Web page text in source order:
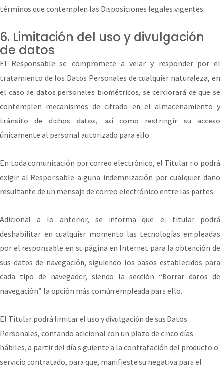
términos que contemplen las Disposiciones legales vigentes.
6. Limitación del uso y divulgación
de datos
El Responsable se compromete a velar y responder por el
tratamiento de los Datos Personales de cualquier naturaleza, en
el caso de datos personales biométricos, se cerciorará de que se
contemplen mecanismos de cifrado en el almacenamiento y
tránsito de dichos datos, así como restringir su acceso
únicamente al personal autorizado para ello.
En toda comunicación por correo electrónico, el Titular no podrá
exigir al Responsable alguna indemnización por cualquier daño
resultante de un mensaje de correo electrónico entre las partes.
Adicional a lo anterior, se informa que el titular podrá
deshabilitar en cualquier momento las tecnologías empleadas
por el responsable en su página en Internet para la obtención de
sus datos de navegación, siguiendo los pasos establecidos para
cada tipo de navegador, siendo la sección “Borrar datos de
navegación” la opción más común empleada para ello.
El Titular podrá limitar el uso y divulgación de sus Datos
Personales, contando adicional con un plazo de cinco días
hábiles, a partir del día siguiente a la contratación del producto o
servicio contratado, para que, manifieste su negativa para el